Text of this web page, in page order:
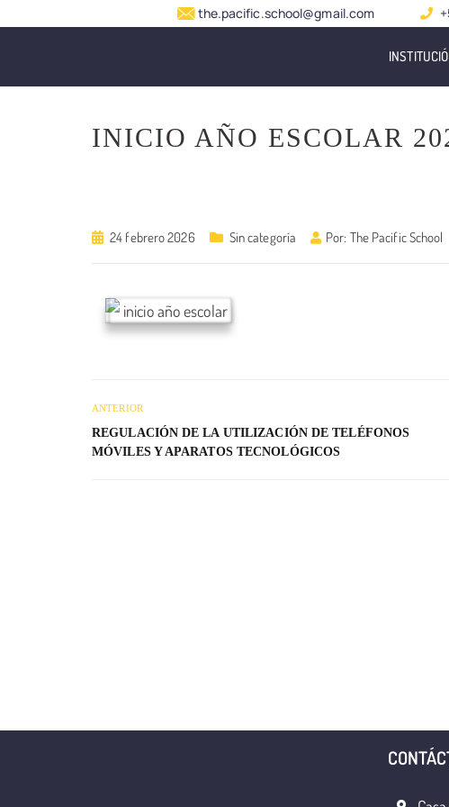
the.pacific.school@gmail.com
INICIO AÑO ESCOLAR
24 febrero 2026 Sin categoría Por: The Pacific School
ANTERIOR
REGULACIÓN DE LA UTILIZACIÓN DE TELÉFONOS
MÓVILES Y APARATOS TECNOLÓGICOS